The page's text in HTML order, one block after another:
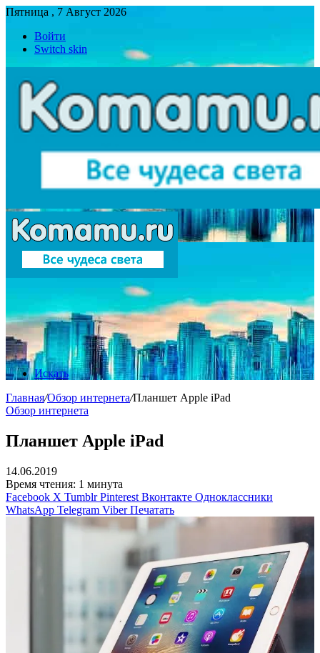
Пятница , 7 Август 2026
Войти
Switch skin
Искать
Главная/Обзор интернета/Планшет Apple iPad
Обзор интернета
Планшет Apple iPad
14.06.2019
Время чтения: 1 минута
Facebook X Tumblr Pinterest Вконтакте Одноклассники
WhatsApp Telegram Viber Печатать